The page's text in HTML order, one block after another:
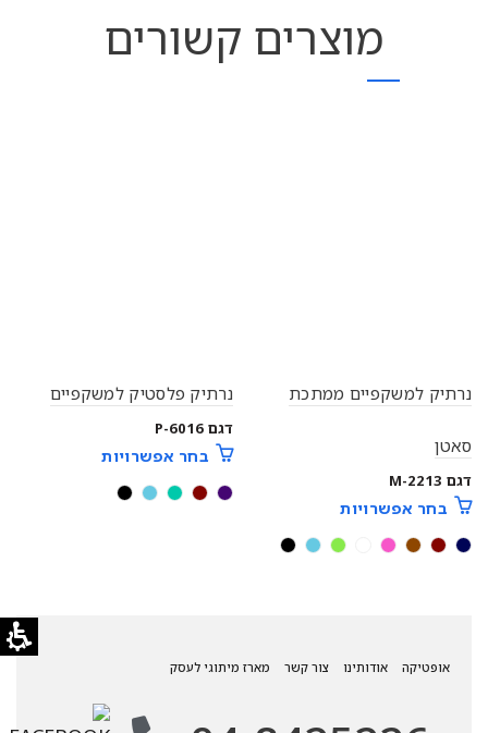
מוצרים קשורים
נרתיק למשקפיים ממתכת
סאטן
דגם M-2213
בחר אפשרויות
נרתיק פלסטיק למשקפיים
דגם P-6016
בחר אפשרויות
אופטיקה אודותינו צור קשר מארז מיתוגי לעסק